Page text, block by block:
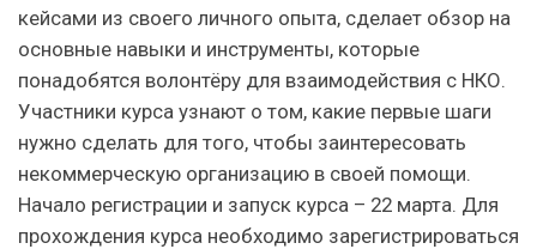
кейсами из своего личного опыта, сделает обзор на
основные навыки и инструменты, которые
понадобятся волонтёру для взаимодействия с НКО.
Участники курса узнают о том, какие первые шаги
нужно сделать для того, чтобы заинтересовать
некоммерческую организацию в своей помощи.
Начало регистрации и запуск курса – 22 марта. Для
прохождения курса необходимо зарегистрироваться